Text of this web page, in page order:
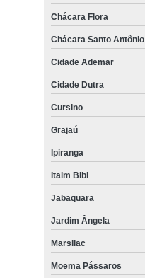
Chácara Flora
Chácara Santo Antônio
Cidade Ademar
Cidade Dutra
Cursino
Grajaú
Ipiranga
Itaim Bibi
Jabaquara
Jardim Ângela
Marsilac
Moema Pássaros